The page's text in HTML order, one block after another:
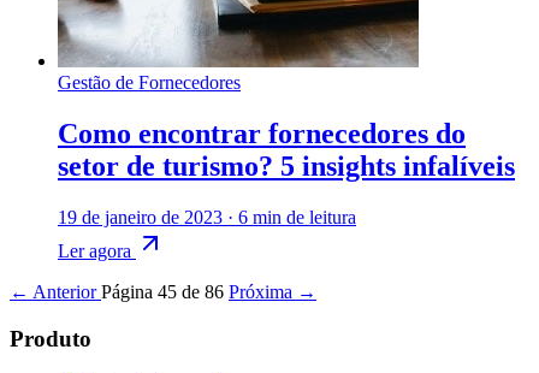
Gestão de Fornecedores
Como encontrar fornecedores do
setor de turismo? 5 insights infalíveis
19 de janeiro de 2023 · 6 min de leitura
Ler agora
← AnteriorPágina 45 de 86 Próxima →
Produto